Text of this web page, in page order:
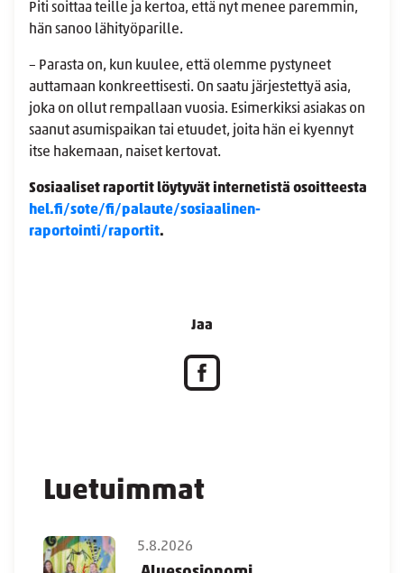
Luetuimmat
5.8.2026
Piti soittaa teille ja kertoa, että nyt menee paremmin,
hän sanoo lähityöparille.
– Parasta on, kun kuulee, että olemme pystyneet
auttamaan konkreettisesti. On saatu järjestettyä asia,
joka on ollut rempallaan vuosia. Esimerkiksi asiakas on
saanut asumispaikan tai etuudet, joita hän ei kyennyt
itse hakemaan, naiset kertovat.
Sosiaaliset raportit löytyvät internetistä osoitteesta
hel.fi/sote/fi/palaute/sosiaalinen-
raportointi/raportit.
Jaa